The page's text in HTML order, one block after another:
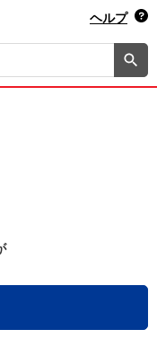
など
ク！
ヘルプ